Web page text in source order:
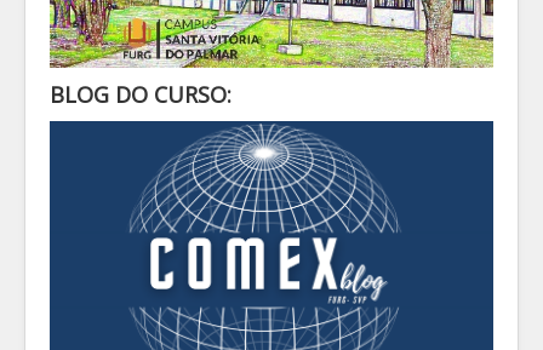
BLOG DO CURSO: